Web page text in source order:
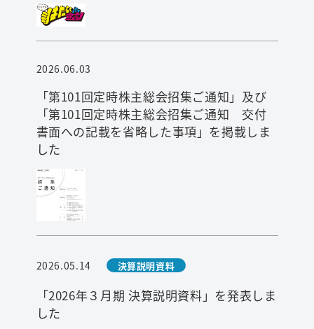
2026.06.03
「第101回定時株主総会招集ご通知」及び
「第101回定時株主総会招集ご通知 交付
書面への記載を省略した事項」を掲載しま
した
2026.05.14 決算説明資料
「2026年３月期 決算説明資料」を発表しま
した